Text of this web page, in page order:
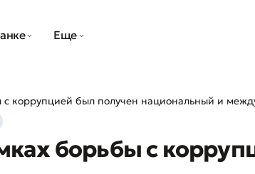
Еще
с коррупцией был получен национальный и
борьбы с